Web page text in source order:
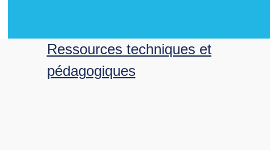
Ressources techniques et
pédagogiques